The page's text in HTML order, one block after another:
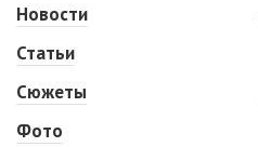
Новости
Статьи
Сюжеты
Фото